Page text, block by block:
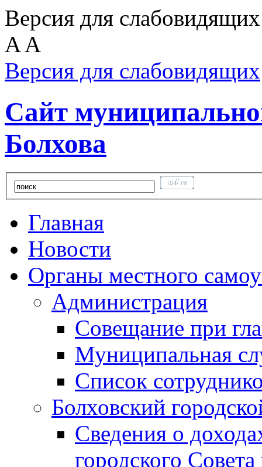
Версия для
A A
Версия для слабовидящих
Сайт
Болхова
Главная
Новости
Органы местного
Администрация
Совещание при
Муниципальная
Список
Болховский
Сведения о
городского